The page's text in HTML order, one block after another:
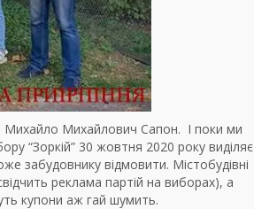
Михайло Михайлович Сапон. І поки ми
“Зоркій” 30 жовтня 2020 року виділяє
забудовнику відмовити. Містобудівні
реклама партій на виборах), а
купони аж гай шумить.